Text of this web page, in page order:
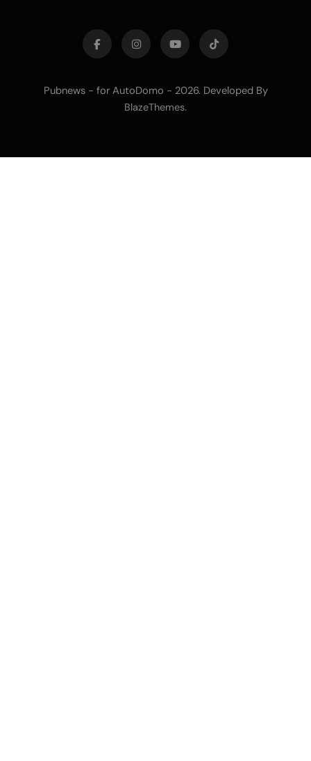
Pubnews - for AutoDomo - 2026. Developed By
BlazeThemes.